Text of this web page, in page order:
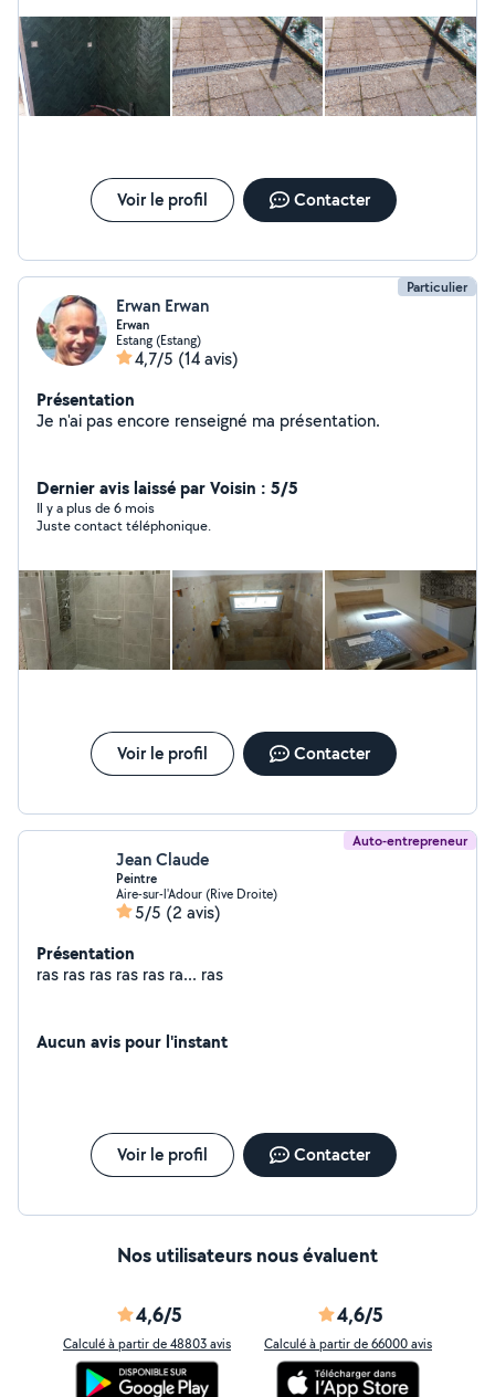
certains qui ne savent pas travailler mais qui savent et
connaissent le chemin de votre porte monnaie continuez
Franck et surtout ne change rien un grand bravo
Voir le profil Contacter
Particulier
Erwan Erwan
Erwan
Estang (Estang)
4,7/5 (14 avis)
Présentation
Je n'ai pas encore renseigné ma présentation.
Dernier avis laissé par Voisin : 5/5
Il y a plus de 6 mois
Juste contact téléphonique.
Voir le profil Contacter
Auto-entrepreneur
Jean Claude
Peintre
Aire-sur-l'Adour (Rive Droite)
5/5 (2 avis)
Présentation
ras ras ras ras ras ra... ras
Aucun avis pour l'instant
Voir le profil Contacter
Nos utilisateurs nous évaluent
4,6/5
Calculé à partir de 48803 avis
4,6/5
Calculé à partir de 66000 avis